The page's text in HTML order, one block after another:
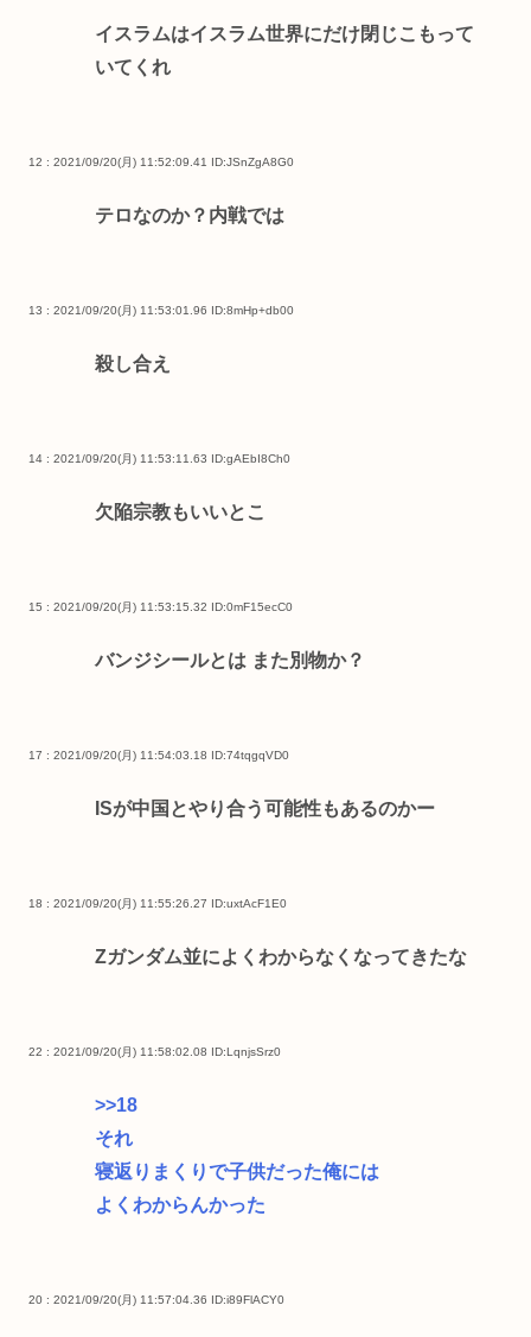
イスラムはイスラム世界にだけ閉じこもって
いてくれ
12 : 2021/09/20(月) 11:52:09.41 ID:JSnZgA8G0
テロなのか？内戦では
13 : 2021/09/20(月) 11:53:01.96 ID:8mHp+db00
殺し合え
14 : 2021/09/20(月) 11:53:11.63 ID:gAEbI8Ch0
欠陥宗教もいいとこ
15 : 2021/09/20(月) 11:53:15.32 ID:0mF15ecC0
バンジシールとは また別物か？
17 : 2021/09/20(月) 11:54:03.18 ID:74tqgqVD0
ISが中国とやり合う可能性もあるのかー
18 : 2021/09/20(月) 11:55:26.27 ID:uxtAcF1E0
Zガンダム並によくわからなくなってきたな
22 : 2021/09/20(月) 11:58:02.08 ID:LqnjsSrz0
>>18
それ
寝返りまくりで子供だった俺には
よくわからんかった
20 : 2021/09/20(月) 11:57:04.36 ID:i89FlACY0